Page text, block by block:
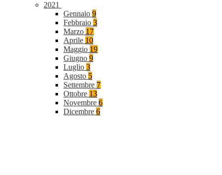
2021
Gennaio 9
Febbraio 3
Marzo 17
Aprile 10
Maggio 19
Giugno 9
Luglio 3
Agosto 5
Settembre 7
Ottobre 13
Novembre 6
Dicembre 6